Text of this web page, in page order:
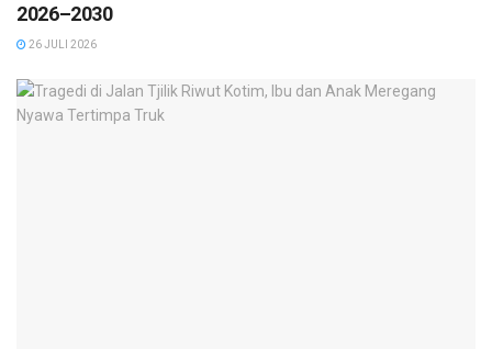
2026–2030
26 JULI 2026